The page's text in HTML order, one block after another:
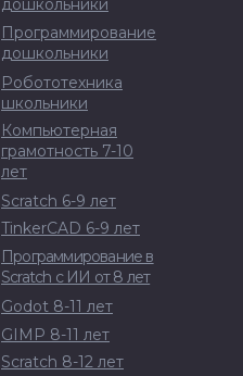
дошкольники
Программирование
дошкольники
Робототехника
школьники
Scratch 6-9 лет
Компьютерная
грамотность 7-10
лет
GIMP 8-11 лет
Godot 8-11 лет
Программирование в
Scratch с ИИ от 8 лет
Scratch 8-12 лет
TinkerCAD 6-9 лет